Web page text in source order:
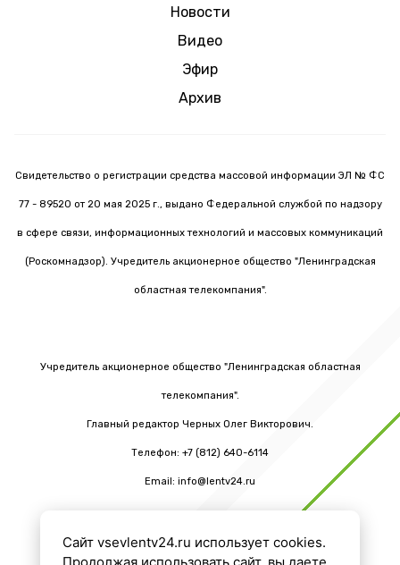
Новости
Видео
Эфир
Архив
Свидетельство о регистрации средства массовой информации ЭЛ № ФС
77 - 89520 от 20 мая 2025 г., выдано Федеральной службой по надзору
в сфере связи, информационных технологий и массовых коммуникаций
(Роскомнадзор). Учредитель акционерное общество "Ленинградская
областная телекомпания".
Учредитель акционерное общество "Ленинградская областная
телекомпания".
Главный редактор Черных Олег Викторович.
Телефон: +7 (812) 640-6114
Email: info@lentv24.ru
16+
Сайт vsevlentv24.ru использует cookies.